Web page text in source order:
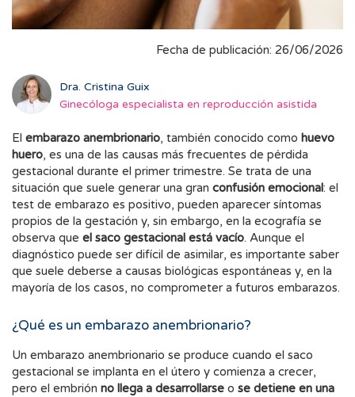
Fecha de publicación: 26/06/2026
Dra. Cristina Guix
Ginecóloga especialista en reproducción asistida
El embarazo anembrionario, también conocido como huevo
huero, es una de las causas más frecuentes de pérdida
gestacional durante el primer trimestre. Se trata de una
situación que suele generar una gran confusión emocional: el
test de embarazo es positivo, pueden aparecer síntomas
propios de la gestación y, sin embargo, en la ecografía se
observa que el saco gestacional está vacío. Aunque el
diagnóstico puede ser difícil de asimilar, es importante saber
que suele deberse a causas biológicas espontáneas y, en la
mayoría de los casos, no comprometer a futuros embarazos.
¿Qué es un embarazo anembrionario?
Un embarazo anembrionario se produce cuando el saco
gestacional se implanta en el útero y comienza a crecer,
pero el embrión no llega a desarrollarse o se detiene en una